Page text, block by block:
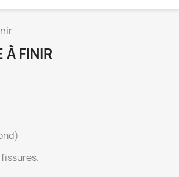
À FINIR